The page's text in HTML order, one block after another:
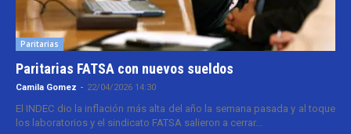
Paritarias
Paritarias FATSA con nuevos sueldos
Camila Gomez - 22/04/2026 14:30
El INDEC dio la inflación más alta del año la semana pasada y al toque
los laboratorios y el sindicato FATSA salieron a cerrar...